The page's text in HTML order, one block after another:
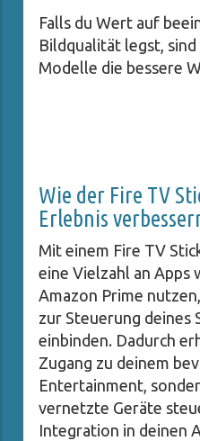
Falls du Wert auf
Bildqualität legst,
Modelle die bessere
Wie der Fire TV
Erlebnis
Mit einem Fire TV
eine Vielzahl an Apps
Amazon Prime
zur Steuerung deines
einbinden. Dadurch
Zugang zu deinem
Entertainment,
vernetzte Geräte
Integration in deinen